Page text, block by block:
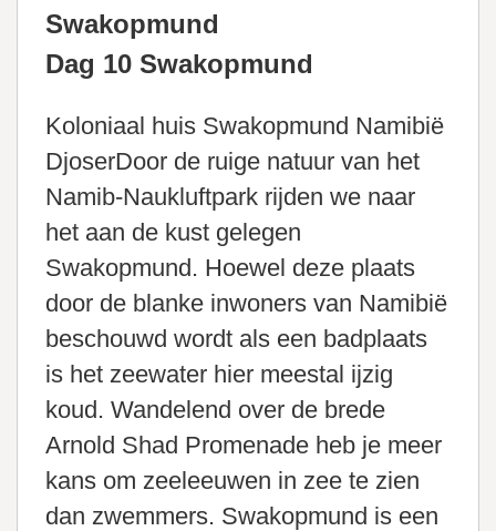
Swakopmund
Dag 10 Swakopmund
Koloniaal huis Swakopmund Namibië
DjoserDoor de ruige natuur van het
Namib-Naukluftpark rijden we naar
het aan de kust gelegen
Swakopmund. Hoewel deze plaats
door de blanke inwoners van Namibië
beschouwd wordt als een badplaats
is het zeewater hier meestal ijzig
koud. Wandelend over de brede
Arnold Shad Promenade heb je meer
kans om zeeleeuwen in zee te zien
dan zwemmers. Swakopmund is een